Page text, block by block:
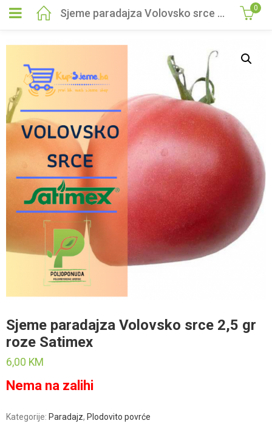
Sjeme paradajza Volovsko srce 2,5 gr roze Satimex 0
Sjeme paradajza Volovsko srce 2,5 gr
roze Satimex
6,00 KM
Nema na zalihi
Kategorije: Paradajz, Plodovito povrće